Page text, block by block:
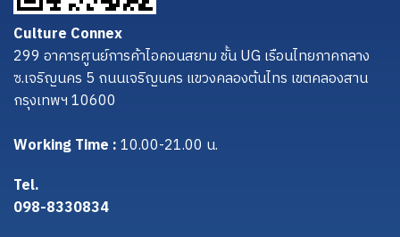
Culture Connex
299 อาคารศูนย์การค้าไอคอนสยาม ชั้น UG เรือนไทยภาคกลาง
ซ.เจริญนคร 5 ถนนเจริญนคร แขวงคลองต้นไทร เขตคลองสาน
กรุงเทพฯ 10600
Working Time :10.00-21.00 น.
Tel.
098-8330834